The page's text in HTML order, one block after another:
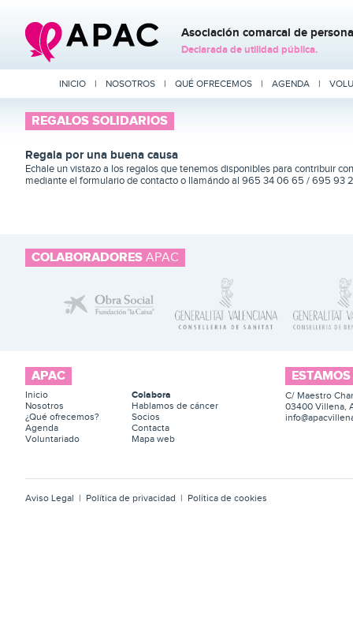
Asociación comarcal de
Declarada de utilidad pública.
INICIO | NOSOTROS | QUÉ OFRECEMOS | AGENDA |
REGALOS SOLIDARIOS
Regala por una buena causa
Echale un vistazo a los regalos que tenemos disponibles para contribuir
mediante el formulario de contacto o llamándo al 965 34 06 65 / 695 93
COLABORADORES APAC
APAC
Inicio
Nosotros
¿Qué ofrecemos?
Agenda
Voluntariado
Colabora
Hablamos de cáncer
Socios
Contacta
Mapa web
C/ Maestro
03400 Villena,
Aviso Legal | Política de privacidad | Política de cookies